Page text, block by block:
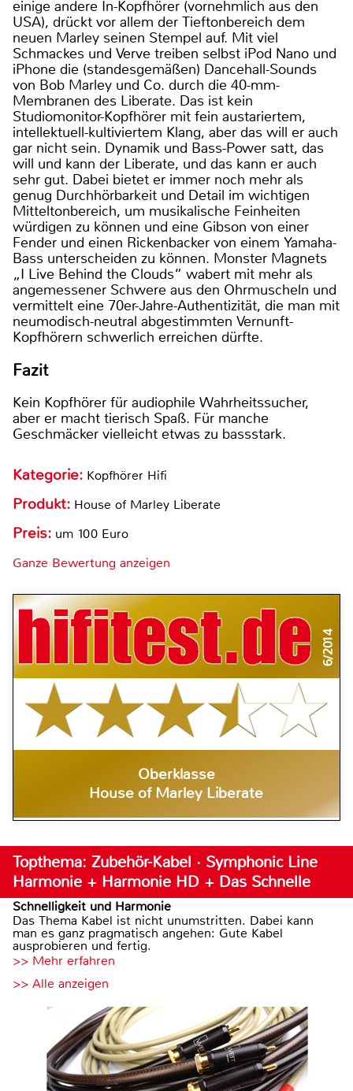
einige andere In-Kopfhörer (vornehmlich aus den
USA), drückt vor allem der Tieftonbereich dem
neuen Marley seinen Stempel auf. Mit viel
Schmackes und Verve treiben selbst iPod Nano und
iPhone die (standesgemäßen) Dancehall-Sounds
von Bob Marley und Co. durch die 40-mm-
Membranen des Liberate. Das ist kein
Studiomonitor-Kopfhörer mit fein austariertem,
intellektuell-kultiviertem Klang, aber das will er auch
gar nicht sein. Dynamik und Bass-Power satt, das
will und kann der Liberate, und das kann er auch
sehr gut. Dabei bietet er immer noch mehr als
genug Durchhörbarkeit und Detail im wichtigen
Mitteltonbereich, um musikalische Feinheiten
würdigen zu können und eine Gibson von einer
Fender und einen Rickenbacker von einem Yamaha-
Bass unterscheiden zu können. Monster Magnets
„I Live Behind the Clouds“ wabert mit mehr als
angemessener Schwere aus den Ohrmuscheln und
vermittelt eine 70er-Jahre-Authentizität, die man mit
neumodisch-neutral abgestimmten Vernunft-
Kopfhörern schwerlich erreichen dürfte.
Fazit
Kein Kopfhörer für audiophile Wahrheitssucher,
aber er macht tierisch Spaß. Für manche
Geschmäcker vielleicht etwas zu bassstark.
Kategorie: Kopfhörer Hifi
Produkt: House of Marley Liberate
Preis: um 100 Euro
Ganze Bewertung anzeigen
6/2014
Oberklasse
House of Marley Liberate
Topthema: Zubehör-Kabel · Symphonic Line
Harmonie + Harmonie HD + Das Schnelle
Schnelligkeit und Harmonie
Das Thema Kabel ist nicht unumstritten. Dabei kann
man es ganz pragmatisch angehen: Gute Kabel
ausprobieren und fertig.
>> Mehr erfahren
>> Alle anzeigen